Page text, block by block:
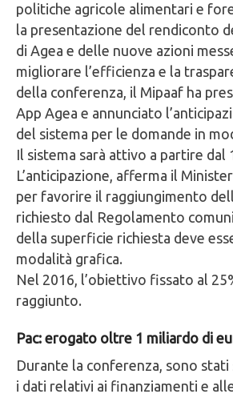
politiche agricole alimentari e
la presentazione del rendiconto
di Agea e delle nuove azioni
migliorare l’efficienza e la
della conferenza, il Mipaaf ha
App Agea e annunciato
del sistema per le domande in
Il sistema sarà attivo a partire dal
L’anticipazione, afferma il
per favorire il raggiungimento
richiesto dal Regolamento
della superficie richiesta deve
modalità grafica.
Nel 2016, l’obiettivo fissato al
raggiunto.
Pac: erogato oltre 1 miliardo di
Durante la conferenza, sono stati
i dati relativi ai finanziamenti e